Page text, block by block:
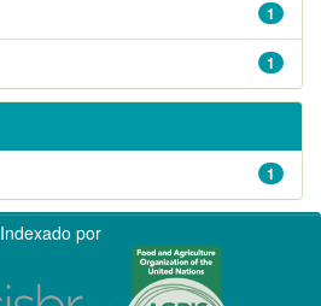
1
1
1
Indexado por